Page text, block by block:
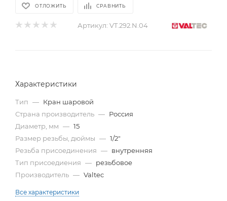
ОТЛОЖИТЬ СРАВНИТЬ
Артикул: VT.292.N.04
Характеристики
Тип — Кран шаровой
Страна производитель — Россия
Диаметр, мм — 15
Размер резьбы, дюймы — 1/2"
Резьба присоединения — внутренняя
Тип присоедиения — резьбовое
Производитель — Valtec
Все характеристики